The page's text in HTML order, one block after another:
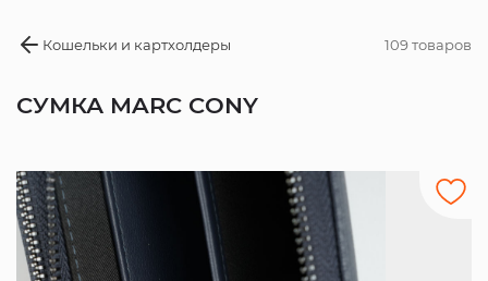
Кошельки и картхолдеры 109 товаров
СУМКА MARC CONY